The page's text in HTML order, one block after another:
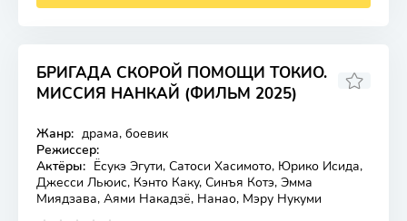
БРИГАДА СКОРОЙ ПОМОЩИ ТОКИО.
МИССИЯ НАНКАЙ (ФИЛЬМ 2025)
Лицензия
Жанр: драма, боевик
Режиссер:
Актёры: Ёсукэ Эгути, Сатоси Хасимото, Юрико Исида,
Джесси Льюис, Кэнто Каку, Синъя Котэ, Эмма
Миядзава, Аями Накадзё, Нанао, Мэру Нукуми